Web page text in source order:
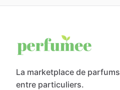
La marketplace de
entre particuliers.